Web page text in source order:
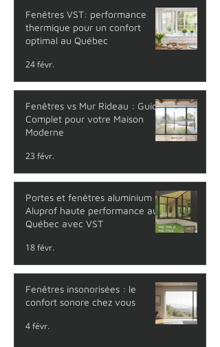
Fenêtres VST: performance
thermique pour un confort
optimal au Québec
24 févr.
Fenêtres vs Mur Rideau : Guide
Complet pour votre Maison
Moderne
23 févr.
Portes et fenêtres aluminium
Aluprof haute performance au
Québec avec VST
18 févr.
Fenêtres insonorisées : le
confort sonore chez vous
4 févr.